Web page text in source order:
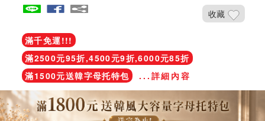
收藏
滿千免運!!!
滿2500元95折,4500元9折,6000元85折
滿1500元送韓字母托特包
...詳細內容